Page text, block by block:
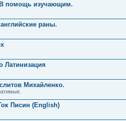
помощь изучающим.
раны.
Латинизация
Михайленко.
Писин (English)